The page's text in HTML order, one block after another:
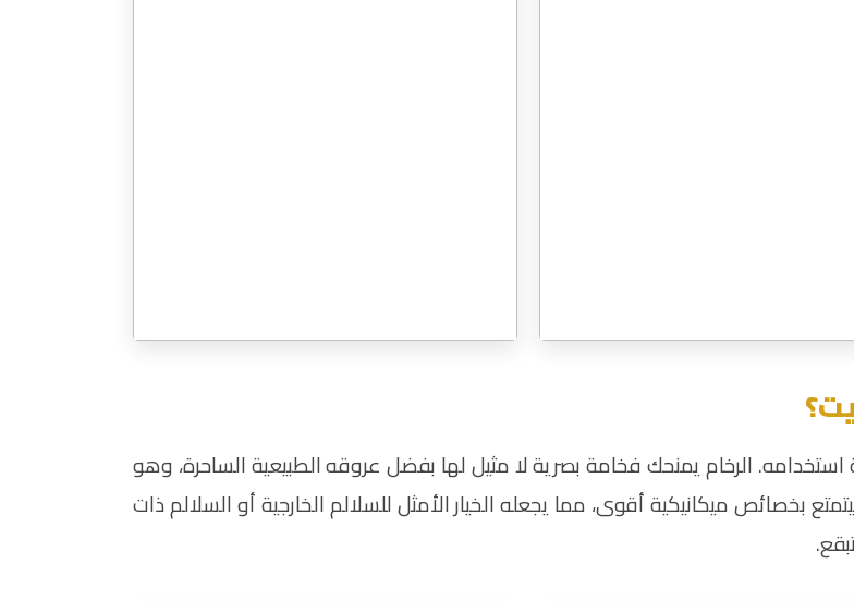
استخدامه. الرخام يمنحك فخامة بصرية لا مثيل لها بفضل عروقه الطبيعية الساحرة، وهو
بخصائص ميكانيكية أقوى، مما يجعله الخيار الأمثل للسلالم الخارجية أو السلالم ذات